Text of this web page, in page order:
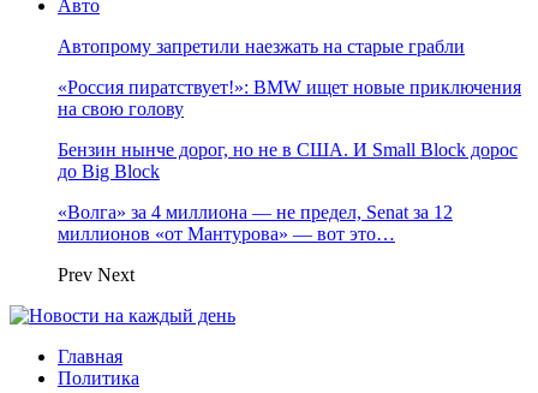
Авто
Автопрому запретили наезжать на старые грабли
«Россия пиратствует!»: BMW ищет новые приключения
на свою голову
Бензин нынче дорог, но не в США. И Small Block дорос
до Big Block
«Волга» за 4 миллиона — не предел, Senat за 12
миллионов «от Мантурова» — вот это…
Prev Next
Главная
Политика